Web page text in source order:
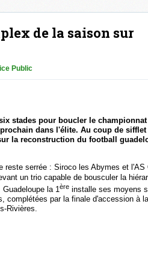
de la saison sur
Public
stades pour boucler le championnat
dans l'élite. Au coup de
la reconstruction du football
reste serrée : Siroco les Abymes et l'AS
un trio capable de bousculer la
la 1 ère installe ses moyens
complétées par la finale d'accession à la
Rivières.